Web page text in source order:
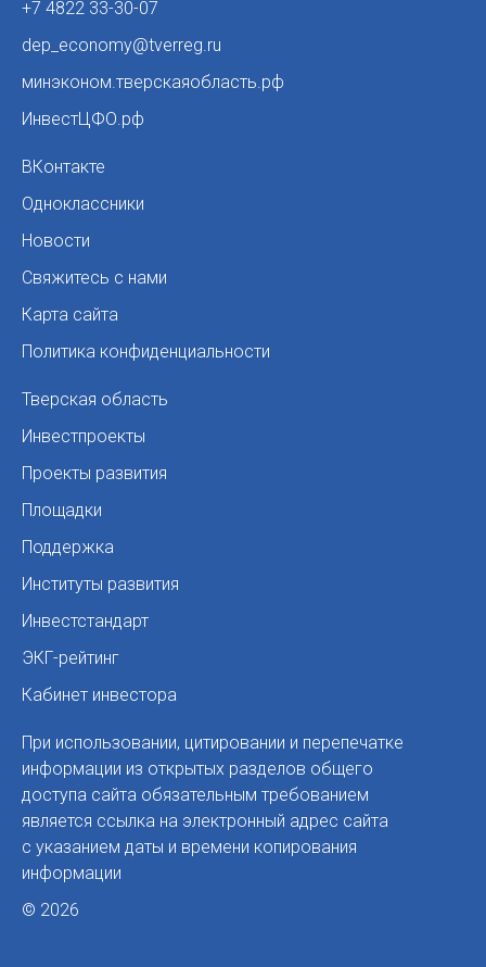
+7 4822 33-30-07
dep_economy@tverreg.ru
минэконом.тверскаяобласть.рф
ИнвестЦФО.рф
ВКонтакте
Одноклассники
Новости
Свяжитесь с нами
Карта сайта
Политика конфиденциальности
Тверская область
Инвестпроекты
Проекты развития
Площадки
Поддержка
Институты развития
Инвестстандарт
ЭКГ-рейтинг
Кабинет инвестора
При использовании, цитировании и перепечатке
информации из открытых разделов общего
доступа сайта обязательным требованием
является ссылка на электронный адрес сайта
с указанием даты и времени копирования
информации
© 2026